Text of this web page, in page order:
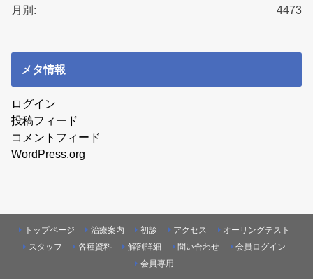
4473
月別:
メタ情報
ログイン
投稿フィード
コメントフィード
WordPress.org
トップページ 治療案内 初診 アクセス
オーリングテスト
スタッフ
各種資料 解剖詳細 問い合わせ
会員ログイン
会員専用